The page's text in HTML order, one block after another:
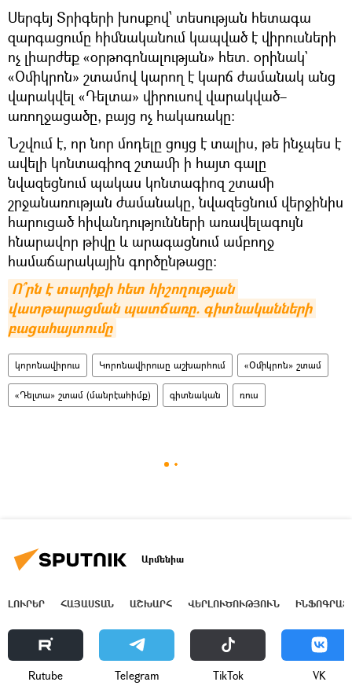
Սերգեյ Տրիգերի խոսքով՝ տեսության հետագա
զարգացումը հիմնականում կապված է վիրուսների
ոչ լիարժեք «օրթոգոնալության» հետ. օրինակ`
«Օմիկրոն» շտամով կարող է կարճ ժամանակ անց
վարակվել «Դելտա» վիրուսով վարակված–
առողջացածը, բայց ոչ հակառակը:
Նշվում է, որ նոր մոդելը ցույց է տալիս, թե ինչպես է
ավելի կոնտագիոզ շտամի ի հայտ գալը
նվազեցնում պակաս կոնտագիոզ շտամի
շրջանառության ժամանակը, նվազեցնում վերջինիս
հարուցած հիվանդությունների առավելագույն
հնարավոր թիվը և արագացնում ամբողջ
համաճարակային գործընթացը:
Ո՞րն է տարիքի հետ հիշողության
վատթարացման պատճառը. գիտնականների
բացահայտումը
կորոնավիրուս Կորոնավիրուսը աշխարհում «Օմիկրոն» շտամ
«Դելտա» շտամ (մանրէահիմք) գիտնական ռուս
Արմենիա
ԼՈՒՐԵՐ ՀԱՅԱՍՏԱՆ ԱՇԽԱՐՀ ՎԵՐԼՈՒԾՈՒԹՅՈՒՆ
Rutube Telegram ТikТоk VK